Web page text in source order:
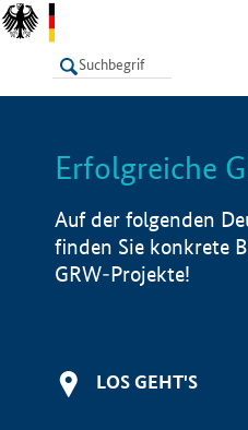
LISTE
Erfolgreiche
Auf der folgenden
finden Sie konkrete
GRW-Projekte!
LOS GEHT'S